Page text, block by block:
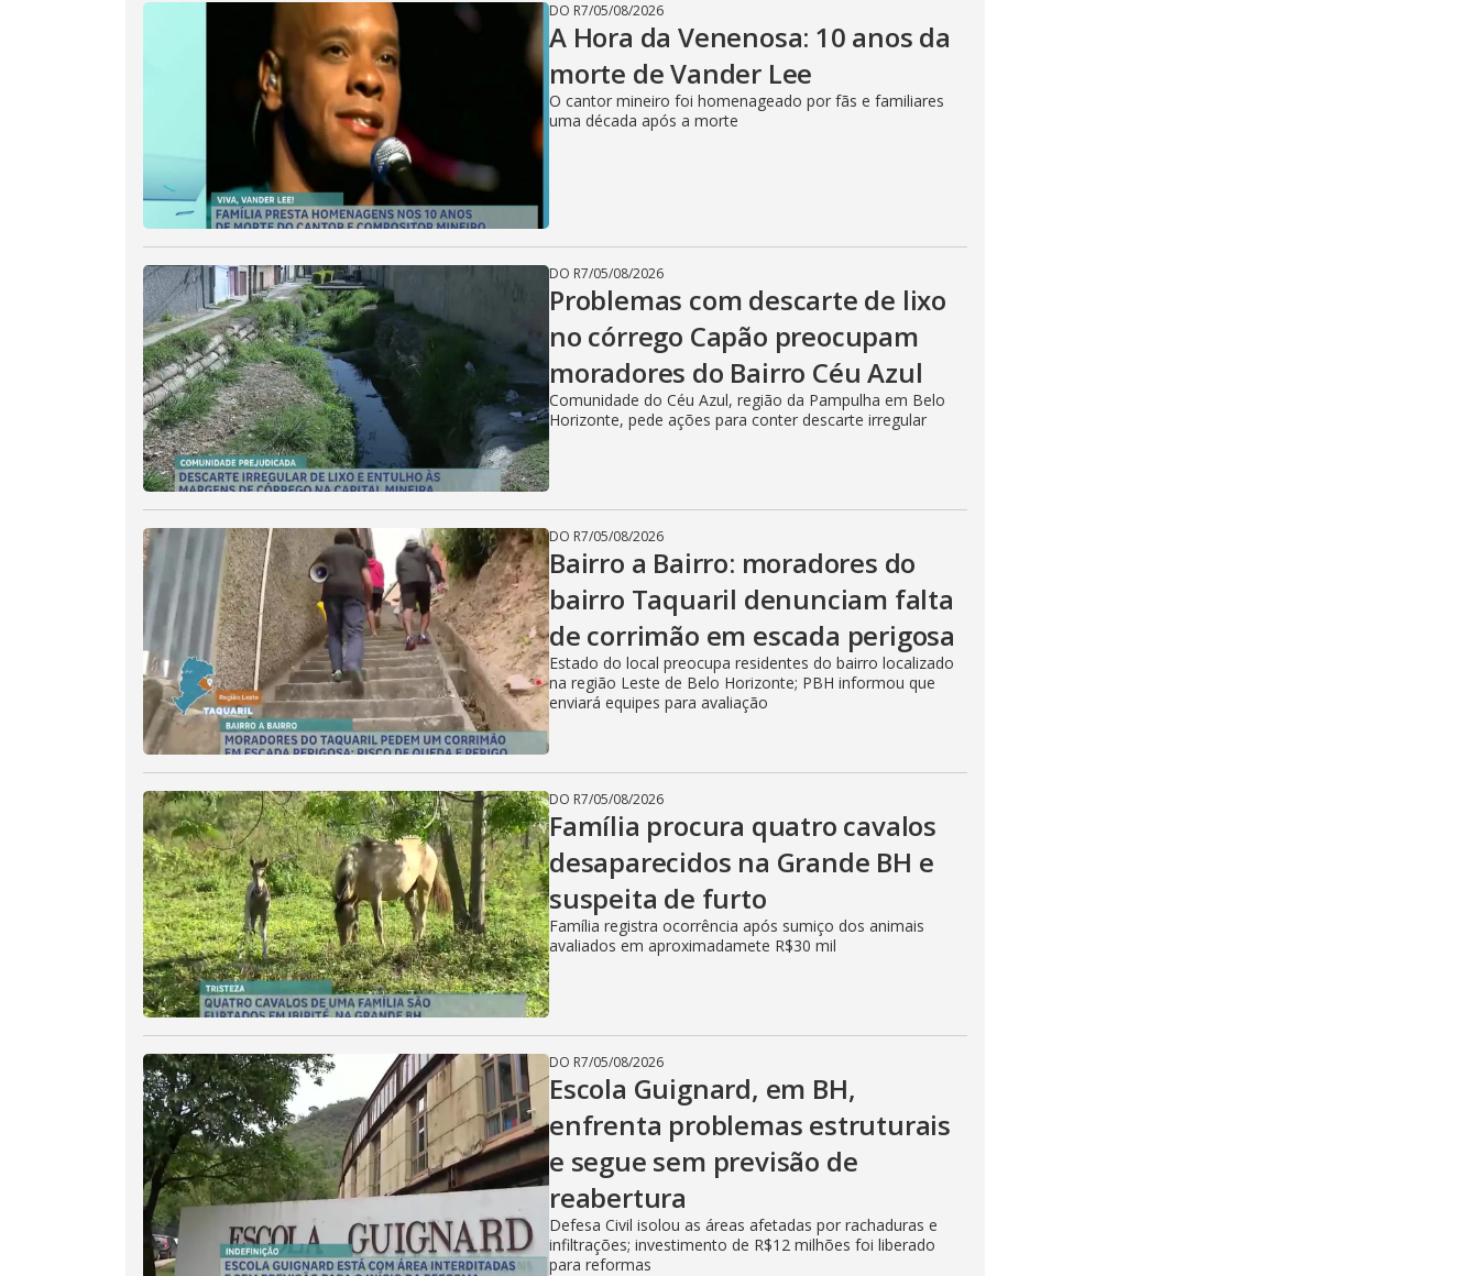
DO R7/05/08/2026
A Hora da Venenosa: 10 anos da
morte de Vander Lee
O cantor mineiro foi homenageado por fãs e familiares
uma década após a morte
DO R7/05/08/2026
Problemas com descarte de lixo
no córrego Capão preocupam
moradores do Bairro Céu Azul
Comunidade do Céu Azul, região da Pampulha em Belo
Horizonte, pede ações para conter descarte irregular
DO R7/05/08/2026
Bairro a Bairro: moradores do
bairro Taquaril denunciam falta
de corrimão em escada perigosa
Estado do local preocupa residentes do bairro localizado
na região Leste de Belo Horizonte; PBH informou que
enviará equipes para avaliação
DO R7/05/08/2026
Família procura quatro cavalos
desaparecidos na Grande BH e
suspeita de furto
Família registra ocorrência após sumiço dos animais
avaliados em aproximadamete R$30 mil
DO R7/05/08/2026
Escola Guignard, em BH,
enfrenta problemas estruturais
e segue sem previsão de
reabertura
Defesa Civil isolou as áreas afetadas por rachaduras e
infiltrações; investimento de R$12 milhões foi liberado
para reformas